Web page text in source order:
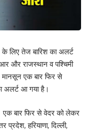
लिए तेज बारिश का अलर्ट
और राजस्थान व पश्चिमी
मानसून एक बार फिर से
अलर्ट आ गया है।
एक बार फिर से वेदर को लेकर
हरियाणा, दिल्ली,